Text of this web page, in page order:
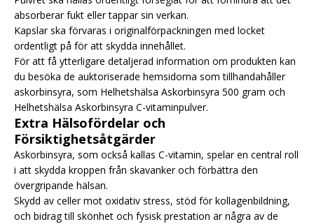
absorberar fukt eller tappar sin verkan.
Kapslar ska förvaras i originalförpackningen med locket
ordentligt på för att skydda innehållet.
För att få ytterligare detaljerad information om produkten kan
du besöka de auktoriserade hemsidorna som tillhandahåller
askorbinsyra, som Helhetshälsa Askorbinsyra 500 gram och
Helhetshälsa Askorbinsyra C-vitaminpulver.
Extra Hälsofördelar och
Försiktighetsåtgärder
Askorbinsyra, som också kallas C-vitamin, spelar en central roll
i att skydda kroppen från skavanker och förbättra den
övergripande hälsan.
Skydd av celler mot oxidativ stress, stöd för kollagenbildning,
och bidrag till skönhet och fysisk prestation är några av de